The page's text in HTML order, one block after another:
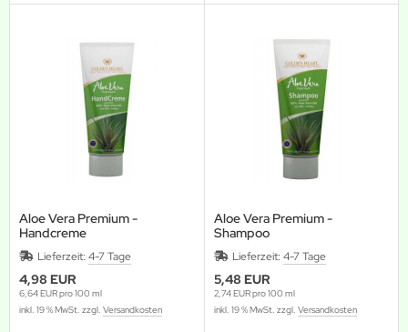
Aloe Vera Premium -
Handcreme
Lieferzeit: 4-7 Tage
4,98 EUR
6,64 EUR pro 100 ml
inkl. 19 % MwSt. zzgl. Versandkosten
Aloe Vera Premium -
Shampoo
Lieferzeit: 4-7 Tage
5,48 EUR
2,74 EUR pro 100 ml
inkl. 19 % MwSt. zzgl. Versandkosten